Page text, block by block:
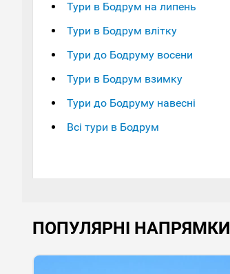
Тури в Бодрум на липень
Тури в Бодрум влітку
Тури до Бодруму восени
Тури в Бодрум взимку
Тури до Бодруму навесні
Всі тури в Бодрум
ПОПУЛЯРНІ НАПРЯМКИ